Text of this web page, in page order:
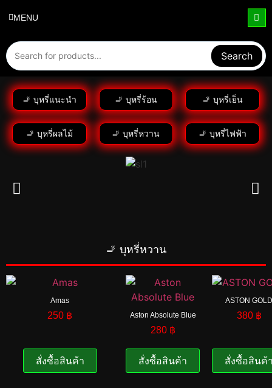
MENU
Search
🚬 บุหรี่แนะนำ 🚬 บุหรี่ร้อน 🚬 บุหรี่เย็น
🚬 บุหรี่ผลไม้ 🚬 บุหรี่หวาน 🚬 บุหรี่ไฟฟ้า
🚬 บุหรี่หวาน
Amas
250 ฿
สั่งซื้อสินค้า
Aston Absolute Blue
280 ฿
สั่งซื้อสินค้า
ASTON GOLD
380 ฿
สั่งซื้อสินค้